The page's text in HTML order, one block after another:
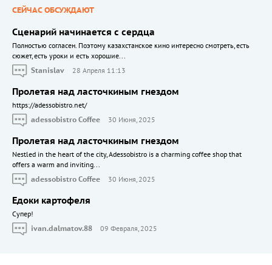
СЕЙЧАС ОБСУЖДАЮТ
Сценарий начинается с сердца
Полностью согласен. Поэтому казахстанское кино интересно смотреть, есть
сюжет, есть уроки и есть хорошие...
Stanislav
28 Апреля 11:13
Пролетая над ласточкиным гнездом
https://adessobistro.net/
adessobistro Coffee
30 Июня, 2025
Пролетая над ласточкиным гнездом
Nestled in the heart of the city, Adessobistro is a charming coffee shop that
offers a warm and inviting...
adessobistro Coffee
30 Июня, 2025
Едоки картофеля
Cупер!
ivan.dalmatov.88
09 Февраля, 2025